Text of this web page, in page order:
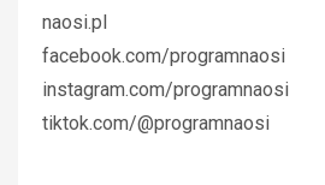
naosi.pl
facebook.com/programnaosi
instagram.com/programnaosi
tiktok.com/@programnaosi